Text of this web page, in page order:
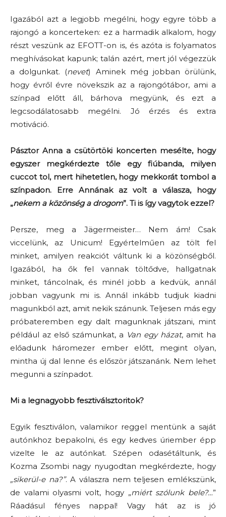
Igazából azt a legjobb megélni, hogy egyre több a
rajongó a koncerteken: ez a harmadik alkalom, hogy
részt veszünk az EFOTT-on is, és azóta is folyamatos
meghívásokat kapunk; talán azért, mert jól végezzük
a dolgunkat. (nevet) Aminek még jobban örülünk,
hogy évről évre növekszik az a rajongótábor, ami a
színpad előtt áll, bárhova megyünk, és ezt a
legcsodálatosabb megélni. Jó érzés és extra
motiváció.
Pásztor Anna a csütörtöki koncerten mesélte, hogy
egyszer megkérdezte tőle egy fiúbanda, milyen
cuccot tol, mert hihetetlen, hogy mekkorát tombol a
színpadon. Erre Annának az volt a válasza, hogy
„nekem a közönség a drogom”. Ti is így vagytok ezzel?
Persze, meg a Jägermeister… Nem ám! Csak
viccelünk, az Unicum! Egyértelműen az tölt fel
minket, amilyen reakciót váltunk ki a közönségből.
Igazából, ha ők fel vannak töltődve, hallgatnak
minket, táncolnak, és minél jobb a kedvük, annál
jobban vagyunk mi is. Annál inkább tudjuk kiadni
magunkból azt, amit nekik szánunk. Teljesen más egy
próbateremben egy dalt magunknak játszani, mint
például az első számunkat, a Van egy házat, amit ha
előadunk háromezer ember előtt, megint olyan,
mintha új dal lenne és először játszanánk. Nem lehet
megunni a színpadot.
Mi a legnagyobb fesztiválsztoritok?
Egyik fesztiválon, valamikor reggel mentünk a saját
autónkhoz bepakolni, és egy kedves úriember épp
vizelte le az autónkat. Szépen odasétáltunk, és
Kozma Zsombi nagy nyugodtan megkérdezte, hogy
„sikerül-e na?”. A válaszra nem teljesen emlékszünk,
de valami olyasmi volt, hogy „miért szólunk bele?…”
Ráadásul fényes nappal! Vagy hát az is jó